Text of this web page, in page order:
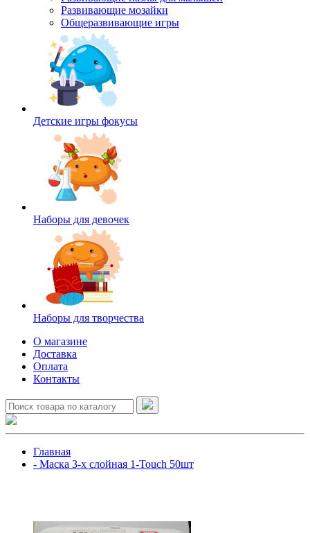
Развивающие мозайки
Общеразвивающие игры
Детские игры фокусы
Наборы для девочек
Наборы для творчества
О магазине
Доставка
Оплата
Контакты
Главная
- Маска 3-х слойная 1-Touch 50шт